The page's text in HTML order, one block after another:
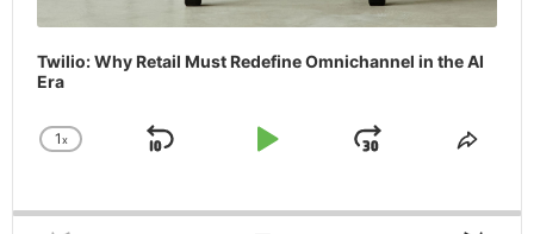
Twilio: Why Retail Must Redefine Omnichannel in the AI
Era
Change
1x
Skip
Play
Jump
Share